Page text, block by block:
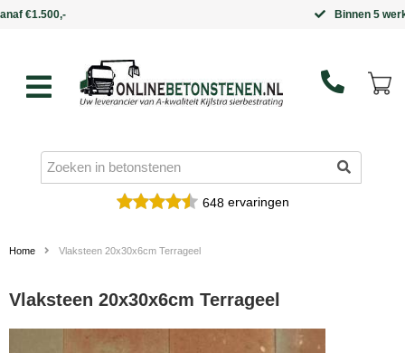
648ervaringen
Home Vlaksteen 20x30x6cm Terrageel
Vlaksteen 20x30x6cm Terrageel